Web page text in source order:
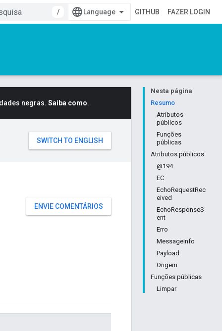
/
GITHUB FAZER LOGIN
Nesta página
Resumo
Atributos
públicos
Funções
públicas
Atributos públicos
@194
EC
EchoRequestRec
eived
EchoResponseS
ent
Erro
MessageInfo
Payload
Origem
Funções públicas
Limpar
negras. Saiba como.
ENVIE COMENTÁRIOS